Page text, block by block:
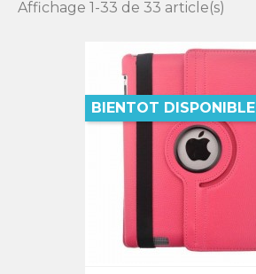
Affichage 1-33 de 33 article(s)
BIENTOT DISPONIBLE